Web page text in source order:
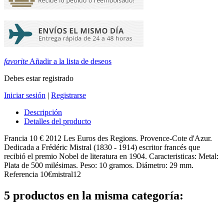
favorite Añadir a la lista de deseos
Debes estar registrado
Iniciar sesión | Registrarse
Descripción
Detalles del producto
Francia 10 € 2012 Les Euros des Regions. Provence-Cote d'Azur.
Dedicada a Frédéric Mistral (1830 - 1914) escritor francés que
recibió el premio Nobel de literatura en 1904. Caracteristicas: Metal:
Plata de 500 milésimas. Peso: 10 gramos. Diámetro: 29 mm.
Referencia 10€mistral12
5 productos en la misma categoría: